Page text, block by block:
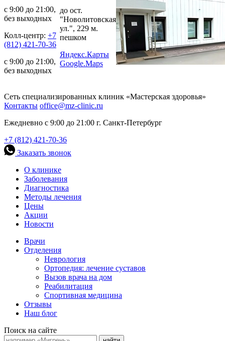
с 9:00 до 21:00,
без выходных
Колл-центр: +7
(812) 421-70-36
с 9:00 до 21:00,
без выходных
до ост.
"Новолитовская
ул.", 229 м.
пешком
Яндекс.Карты
Google.Maps
Сеть специализированных клиник «Мастерская здоровья»
Контакты office@mz-clinic.ru
Ежедневно с 9:00 до 21:00 г. Санкт-Петербург
+7 (812) 421-70-36
Заказать звонок
О клинике
Заболевания
Диагностика
Методы лечения
Цены
Акции
Новости
Врачи
Отделения
Неврология
Ортопедия: лечение суставов
Вызов врача на дом
Реабилитация
Спортивная медицина
Отзывы
Наш блог
Поиск на сайте